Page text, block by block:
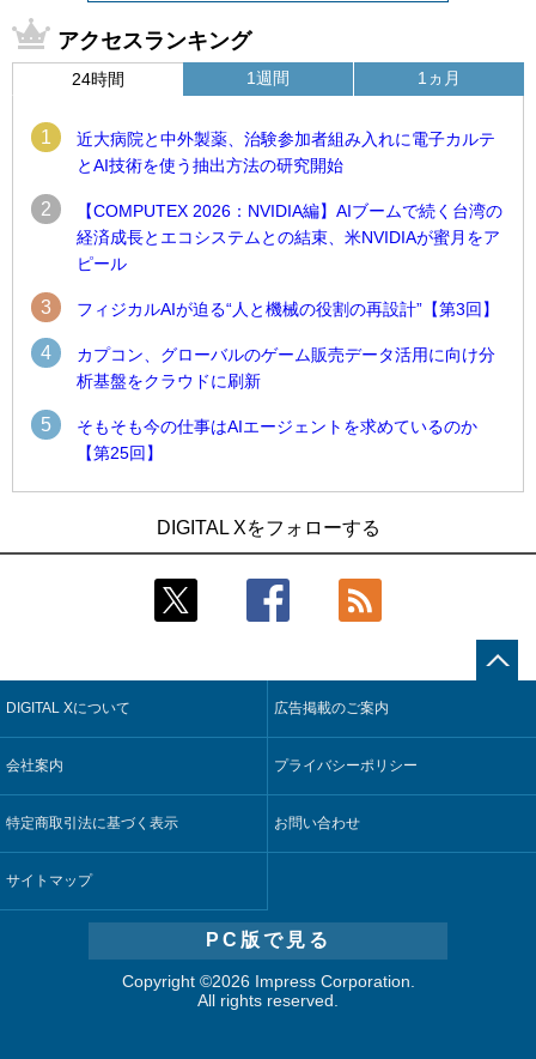
アクセスランキング
24時間
1
近大病院と中外製薬、治験参加者組み入れに電子カルテ
とAI技術を使う抽出方法の研究開始
2
【COMPUTEX 2026：NVIDIA編】AIブームで続く台湾の
経済成長とエコシステムとの結束、米NVIDIAが蜜月をア
ピール
3 フィジカルAIが迫る“人と機械の役割の再設計”【第3回】
4
カプコン、グローバルのゲーム販売データ活用に向け分
析基盤をクラウドに刷新
5
そもそも今の仕事はAIエージェントを求めているのか
【第25回】
1週間
技術を使う抽出方法の研究開始
Umios、消費者起点の販売計画策定に向けたAIシステムを本格
4
コスモ石油、製油所の設備点検への四足歩行ロボット利用を
5 フィジカルAIが迫る“人と機械の役割の再設計”【第3回】
1ヵ月
合基盤を本格稼働
鹿島建設、鋼管柱へのコンクリート充填時の異常を検出する
AIを遠隔監視システムに実装
4
そもそも今の仕事はAIエージェントを求めているのか【第25
5
製造業の現場の暗黙知を組織横断で活用するためのナレッジ
管理基盤、LIGHTzが提供
DIGITAL Xをフォローする
DIGITAL Xについて 広告掲載のご案内
会社案内 プライバシーポリシー
特定商取引法に基づく表示 お問い合わせ
サイトマップ
PC版で見る
Copyright ©2026 Impress Corporation.
All rights reserved.